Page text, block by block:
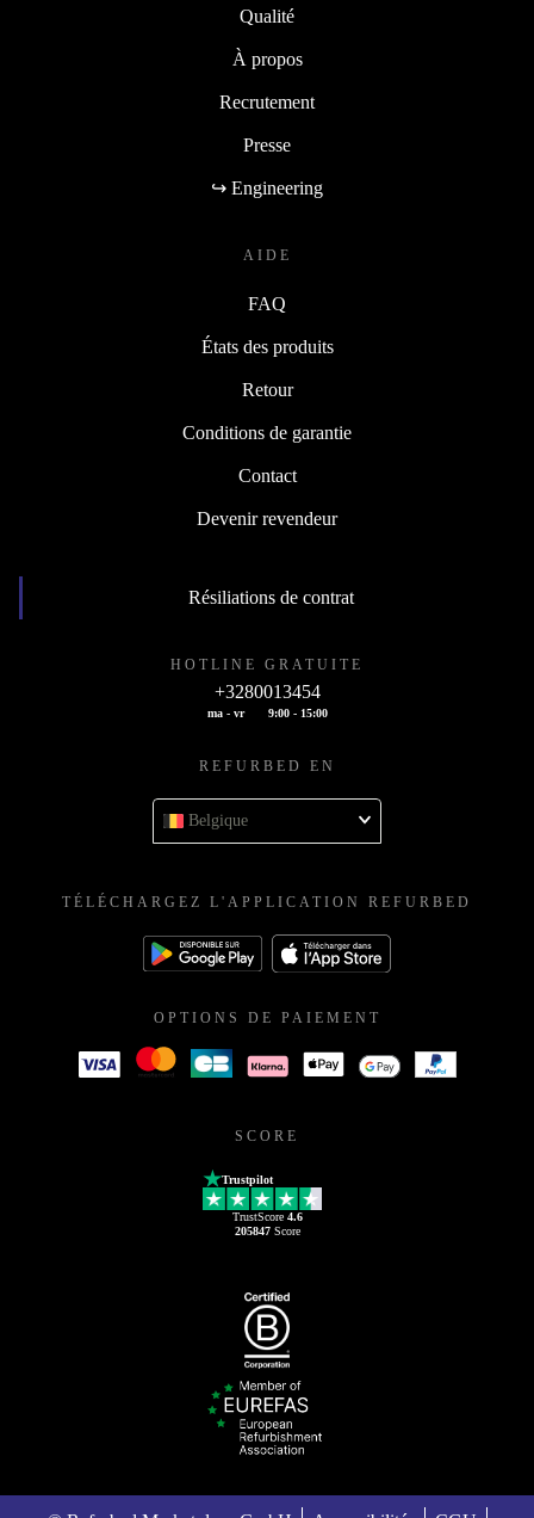
Qualité
À propos
Recrutement
Presse
↪ Engineering
AIDE
FAQ
États des produits
Retour
Conditions de garantie
Contact
Devenir revendeur
Résiliations de contrat
HOTLINE GRATUITE
+3280013454
ma - vr 9:00 - 15:00
REFURBED EN
Belgique
TÉLÉCHARGEZ L'APPLICATION REFURBED
OPTIONS DE PAIEMENT
SCORE
Trustpilot
TrustScore 4.6
205847Score